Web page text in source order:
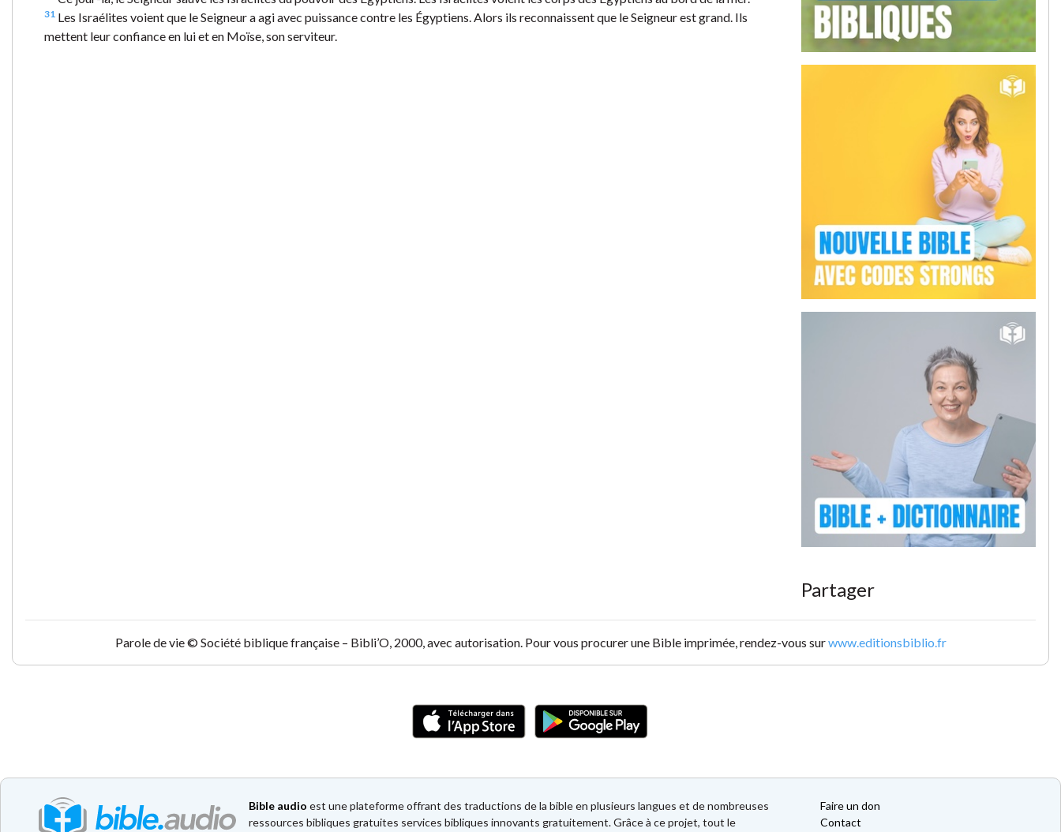
31 Les Israélites voient que le Seigneur a agi avec puissance contre les Égyptiens. Alors ils reconnaissent que le Seigneur est grand. Ils
mettent leur confiance en lui et en Moïse, son serviteur.
Partager
Parole de vie © Société biblique française – Bibli’O, 2000, avec autorisation. Pour vous procurer une Bible imprimée, rendez-vous surwww.editionsbiblio.fr
Bible audio est une plateforme offrant des traductions de la bible en plusieurs langues et de nombreuses
ressources bibliques gratuites services bibliques innovants gratuitement. Grâce à ce projet, tout le
Faire un don
Contact